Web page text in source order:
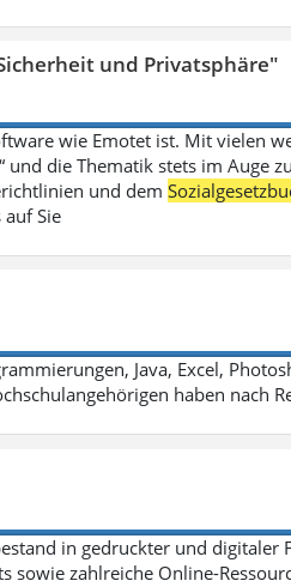
und Privatsphäre"
wie Emotet ist. Mit vielen
und die Thematik stets im
und dem
Sie
Java, Excel,
haben nach
in gedruckter und
sowie zahlreiche Online-